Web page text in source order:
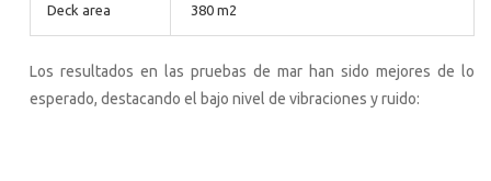
Deck area 380 m2
Los resultados en las pruebas de mar han sido mejores de lo
esperado, destacando el bajo nivel de vibraciones y ruido: